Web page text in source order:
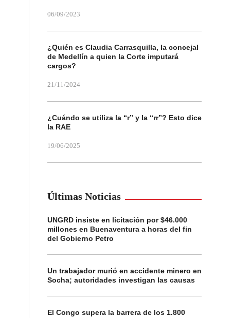
06/09/2023
¿Quién es Claudia Carrasquilla, la concejal
de Medellín a quien la Corte imputará
cargos?
21/11/2024
¿Cuándo se utiliza la “r” y la “rr”? Esto dice
la RAE
19/06/2025
Últimas Noticias
UNGRD insiste en licitación por $46.000
millones en Buenaventura a horas del fin
del Gobierno Petro
Un trabajador murió en accidente minero en
Socha; autoridades investigan las causas
El Congo supera la barrera de los 1.800